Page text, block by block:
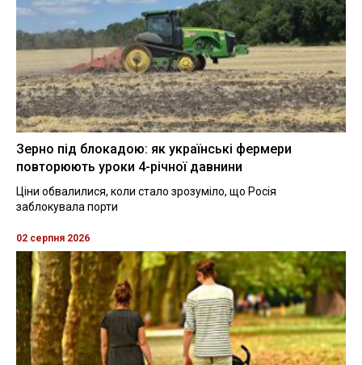
Зерно під блокадою: як українські фермери
повторюють уроки 4-річної давнини
Ціни обвалилися, коли стало зрозуміло, що Росія
заблокувала порти
02 серпня 2026